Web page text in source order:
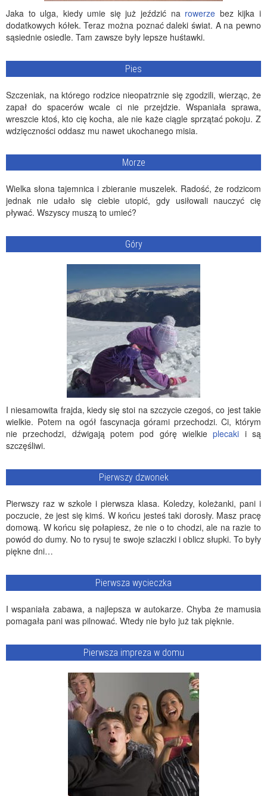
Jaka to ulga, kiedy umie się już jeździć na rowerze bez kijka i
dodatkowych kółek. Teraz można poznać daleki świat. A na pewno
sąsiednie osiedle. Tam zawsze były lepsze huśtawki.
Pies
Szczeniak, na którego rodzice nieopatrznie się zgodzili, wierząc, że
zapał do spacerów wcale ci nie przejdzie. Wspaniała sprawa,
wreszcie ktoś, kto cię kocha, ale nie każe ciągle sprzątać pokoju. Z
wdzięczności oddasz mu nawet ukochanego misia.
Morze
Wielka słona tajemnica i zbieranie muszelek. Radość, że rodzicom
jednak nie udało się ciebie utopić, gdy usiłowali nauczyć cię
pływać. Wszyscy muszą to umieć?
Góry
I niesamowita frajda, kiedy się stoi na szczycie czegoś, co jest takie
wielkie. Potem na ogół fascynacja górami przechodzi. Ci, którym
nie przechodzi, dźwigają potem pod górę wielkieplecaki i są
szczęśliwi.
Pierwszy dzwonek
Pierwszy raz w szkole i pierwsza klasa. Koledzy, koleżanki, pani i
poczucie, że jest się kimś. W końcu jesteś taki dorosły. Masz pracę
domową. W końcu się połapiesz, że nie o to chodzi, ale na razie to
powód do dumy. No to rysuj te swoje szlaczki i oblicz słupki. To były
piękne dni…
Pierwsza wycieczka
I wspaniała zabawa, a najlepsza w autokarze. Chyba że mamusia
pomagała pani was pilnować. Wtedy nie było już tak pięknie.
Pierwsza impreza w domu